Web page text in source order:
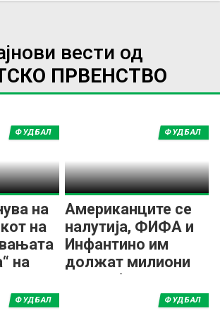
вести од
ПРВЕНСТВО
на
на
на
ФУДБАЛ
Американците се
налутија, ФИФА и
Инфантино им
должат милиони
долари!
ФУДБАЛ
ФУДБАЛ ФУДБАЛ